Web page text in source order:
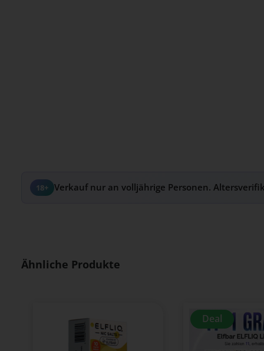
18+ Verkauf nur an volljährige Personen.
Produktgalerie überspringen
Ähnliche Produkte
Deal